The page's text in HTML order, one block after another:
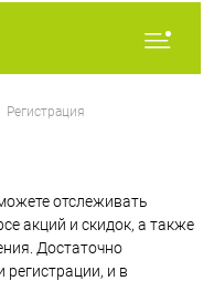
Регистрация
отслеживать
акций и скидок, а также
Достаточно
и в